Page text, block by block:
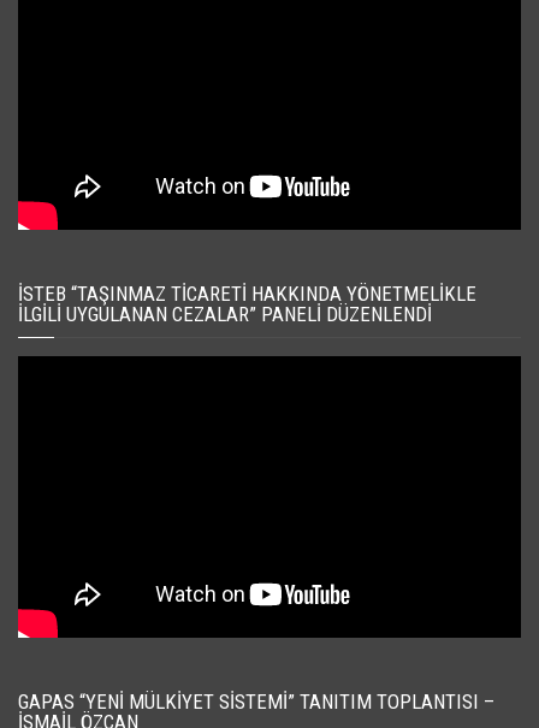
İSTEB “TAŞINMAZ TICARETI HAKKINDA YÖNETMELIKLE
İLGILI UYGULANAN CEZALAR” PANELI DÜZENLENDI
GAPAS “YENI MÜLKIYET SISTEMI” TANITIM TOPLANTISI –
İSMAIL ÖZCAN